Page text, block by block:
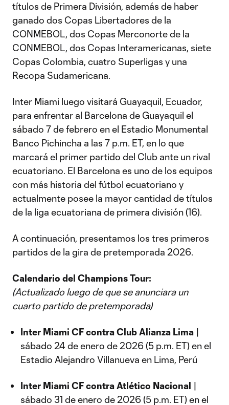
títulos de Primera División, además de haber
ganado dos Copas Libertadores de la
CONMEBOL, dos Copas Merconorte de la
CONMEBOL, dos Copas Interamericanas, siete
Copas Colombia, cuatro Superligas y una
Recopa Sudamericana.
Inter Miami luego visitará Guayaquil, Ecuador,
para enfrentar al Barcelona de Guayaquil el
sábado 7 de febrero en el Estadio Monumental
Banco Pichincha a las 7 p.m. ET, en lo que
marcará el primer partido del Club ante un rival
ecuatoriano. El Barcelona es uno de los equipos
con más historia del fútbol ecuatoriano y
actualmente posee la mayor cantidad de títulos
de la liga ecuatoriana de primera división (16).
A continuación, presentamos los tres primeros
partidos de la gira de pretemporada 2026.
Calendario del Champions Tour:
(Actualizado luego de que se anunciara un
cuarto partido de pretemporada)
Inter Miami CF contra Club Alianza Lima |
sábado 24 de enero de 2026 (5 p.m. ET) en el
Estadio Alejandro Villanueva en Lima, Perú
Inter Miami CF contra Atlético Nacional |
sábado 31 de enero de 2026 (5 p.m. ET) en el